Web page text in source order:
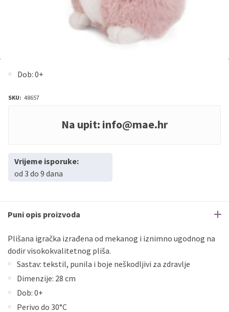
Dob: 0+
SKU: 48657
Na upit: info@mae.hr
Vrijeme isporuke:
od 3 do 9 dana
Puni opis proizvoda
Plišana igračka izrađena od mekanog i iznimno ugodnog na
dodir visokokvalitetnog pliša.
Sastav: tekstil, punila i boje neškodljivi za zdravlje
Dimenzije: 28 cm
Dob: 0+
Perivo do 30°C